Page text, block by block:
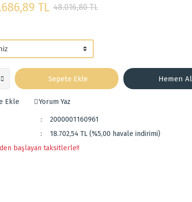
TL 48.016,80 TL
Sepete Ekle Hemen Al
Yorum Yaz
2000001160961
18.702,54 TL (%5,00 havale indirimi)
den başlayan taksitlerle!!